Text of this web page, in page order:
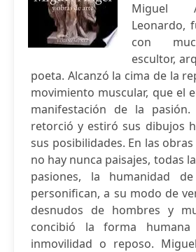
Miguel
Leonardo,
con
escultor,
poeta. Alcanzó la cima de la
movimiento muscular, que el
manifestación de la
retorció y estiró sus dibujos
sus posibilidades. En las
no hay nunca paisajes, todas
pasiones, la humanidad
personifican, a su modo de
desnudos de hombres y
concibió la forma
inmovilidad o reposo.